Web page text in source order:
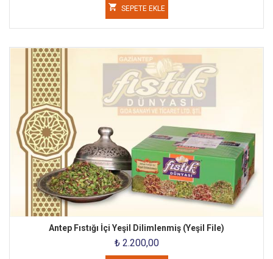
SEPETE EKLE
Antep Fıstığı İçi Yeşil Dilimlenmiş (Yeşil File)
₺ 2.200,00